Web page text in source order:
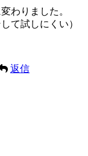
わりました。
て試しにくい）
返信